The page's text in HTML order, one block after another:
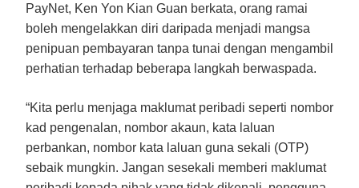
PayNet, Ken Yon Kian Guan berkata, orang ramai
boleh mengelakkan diri daripada menjadi mangsa
penipuan pembayaran tanpa tunai dengan mengambil
perhatian terhadap beberapa langkah berwaspada.
“Kita perlu menjaga maklumat peribadi seperti nombor
kad pengenalan, nombor akaun, kata laluan
perbankan, nombor kata laluan guna sekali (OTP)
sebaik mungkin. Jangan sesekali memberi maklumat